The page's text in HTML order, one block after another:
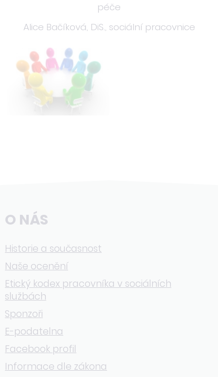
péče
Alice Bačíková, DiS., sociální pracovnice
O NÁS
Historie a současnost
Naše ocenění
Etický kodex pracovníka v sociálních
službách
Sponzoři
E-podatelna
Facebook profil
Informace dle zákona